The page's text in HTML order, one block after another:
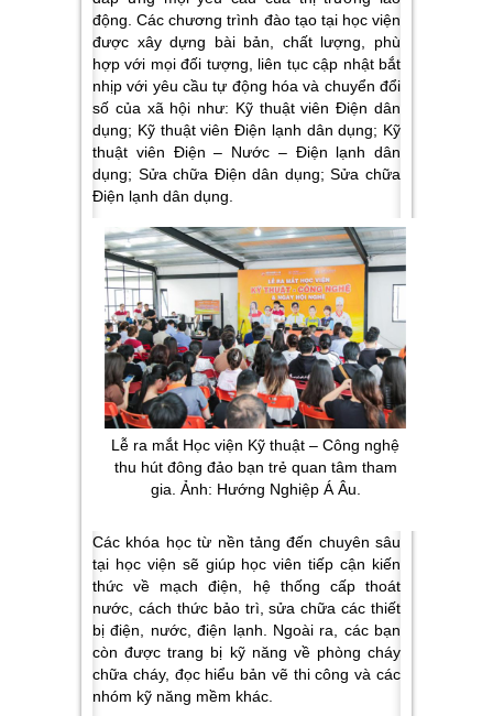
động. Các chương trình đào tạo tại học viện
được xây dựng bài bản, chất lượng, phù
hợp với mọi đối tượng, liên tục cập nhật bắt
nhịp với yêu cầu tự động hóa và chuyển đổi
số của xã hội như: Kỹ thuật viên Điện dân
dụng; Kỹ thuật viên Điện lạnh dân dụng; Kỹ
thuật viên Điện – Nước – Điện lạnh dân
dụng; Sửa chữa Điện dân dụng; Sửa chữa
Điện lạnh dân dụng.
Lễ ra mắt Học viện Kỹ thuật – Công nghệ
thu hút đông đảo bạn trẻ quan tâm tham
gia. Ảnh: Hướng Nghiệp Á Âu.
Các khóa học từ nền tảng đến chuyên sâu
tại học viện sẽ giúp học viên tiếp cận kiến
thức về mạch điện, hệ thống cấp thoát
nước, cách thức bảo trì, sửa chữa các thiết
bị điện, nước, điện lạnh. Ngoài ra, các bạn
còn được trang bị kỹ năng về phòng cháy
chữa cháy, đọc hiểu bản vẽ thi công và các
nhóm kỹ năng mềm khác.